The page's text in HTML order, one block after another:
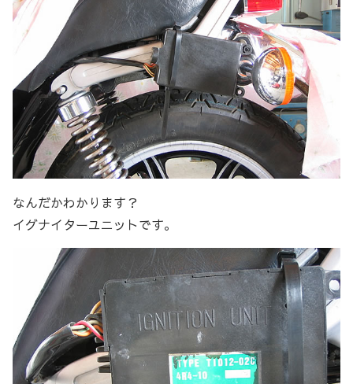
なんだかわかります？
イグナイターユニットです。